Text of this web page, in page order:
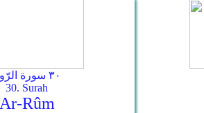
٣٠ سورة الرّوم
30. Surah
Ar-­Rûm